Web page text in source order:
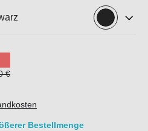
€
Bestellmenge